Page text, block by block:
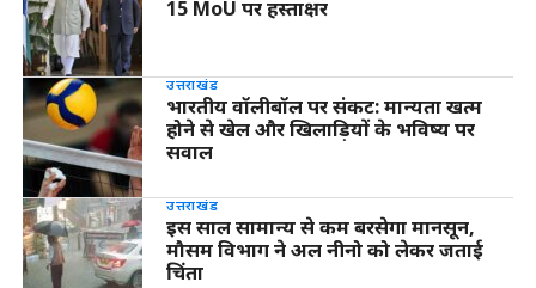
15 MoU पर हस्ताक्षर
उत्तराखंड
भारतीय वॉलीबॉल पर संकट: मान्यता खत्म
होने से खेल और खिलाड़ियों के भविष्य पर
सवाल
उत्तराखंड
इस साल सामान्य से कम बरसेगा मानसून,
मौसम विभाग ने अल नीनो को लेकर जताई
चिंता